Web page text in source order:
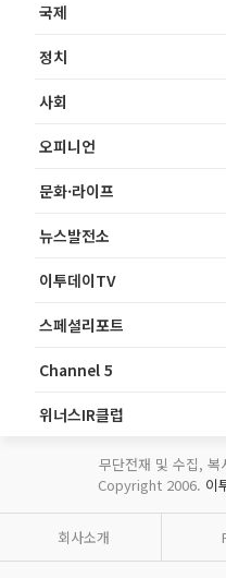
국제
정치
사회
오피니언
문화·라이프
뉴스발전소
이투데이TV
스페셜리포트
Channel 5
위너스IR클럽
무단전재 및 수집, 복
Copyright 2006. 이
회사소개